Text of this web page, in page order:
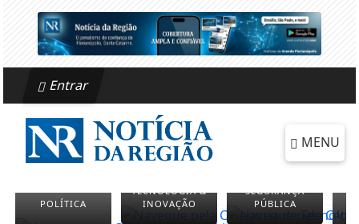
Entrar
MENU
POLÍTICA
TECNOLOGIA &
INOVAÇÃO
SEGURANÇA
PÚBLICA